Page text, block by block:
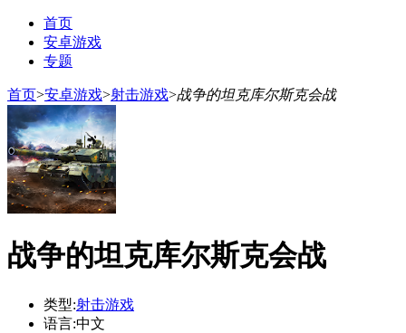
首页
安卓游戏
专题
首页>安卓游戏>射击游戏>战争的坦克库尔斯克会战
战争的坦克库尔斯克会战
类型:射击游戏
语言:中文